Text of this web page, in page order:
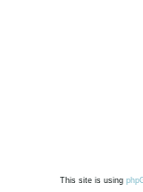
This site is using